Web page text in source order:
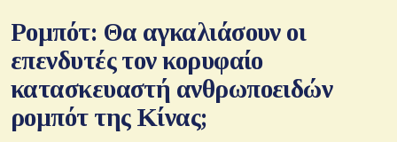
Ρομπότ: Θα αγκαλιάσουν οι
επενδυτές τον κορυφαίο
κατασκευαστή ανθρωποειδών
ρομπότ της Κίνας;